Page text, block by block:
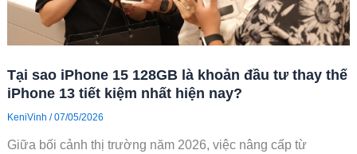
Tại sao iPhone 15 128GB là khoản đầu tư thay thế
iPhone 13 tiết kiệm nhất hiện nay?
KeniVinh /07/05/2026
Giữa bối cảnh thị trường năm 2026, việc nâng cấp từ